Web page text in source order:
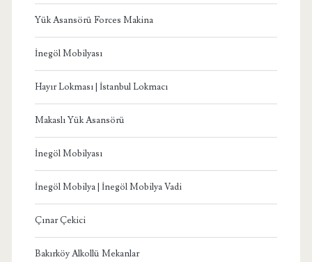
Yük Asansörü Forces Makina
İnegöl Mobilyası
Hayır Lokması | İstanbul Lokmacı
Makaslı Yük Asansörü
İnegöl Mobilyası
İnegöl Mobilya | İnegöl Mobilya Vadi
Çınar Çekici
Bakırköy Alkollü Mekanlar